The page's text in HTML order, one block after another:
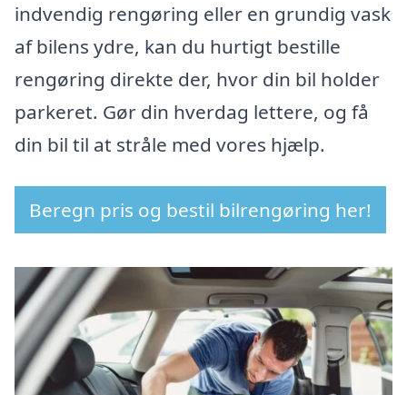
indvendig rengøring eller en grundig vask
af bilens ydre, kan du hurtigt bestille
rengøring direkte der, hvor din bil holder
parkeret. Gør din hverdag lettere, og få
din bil til at stråle med vores hjælp.
Beregn pris og bestil bilrengøring her!